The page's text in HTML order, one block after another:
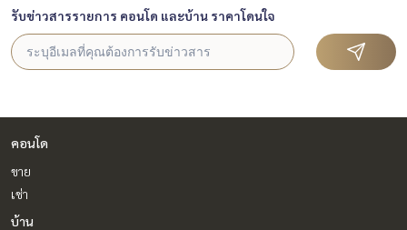
รับข่าวสารรายการ คอนโด และบ้าน ราคาโดนใจ
คอนโด
ขาย
เช่า
บ้าน